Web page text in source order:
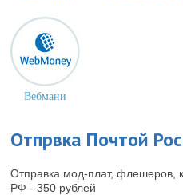
Вебмани
Отпрвка Почтой
Отправка мод-плат, флешеров,
РФ - 350 рублей